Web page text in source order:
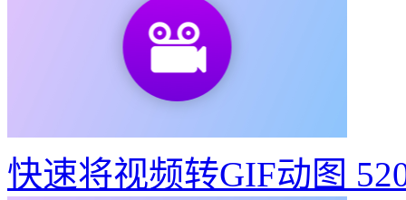
快速将视频转GIF动图